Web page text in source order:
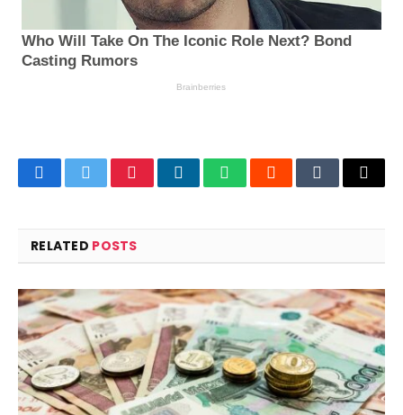
FacebookTwitterPinterestLinkedInWhatsAppRedditTumblrEmail
RELATED POSTS